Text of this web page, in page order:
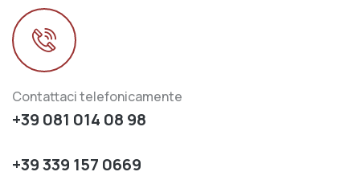
Contattaci telefonicamente
+39 081 014 08 98
+39 339 157 0669